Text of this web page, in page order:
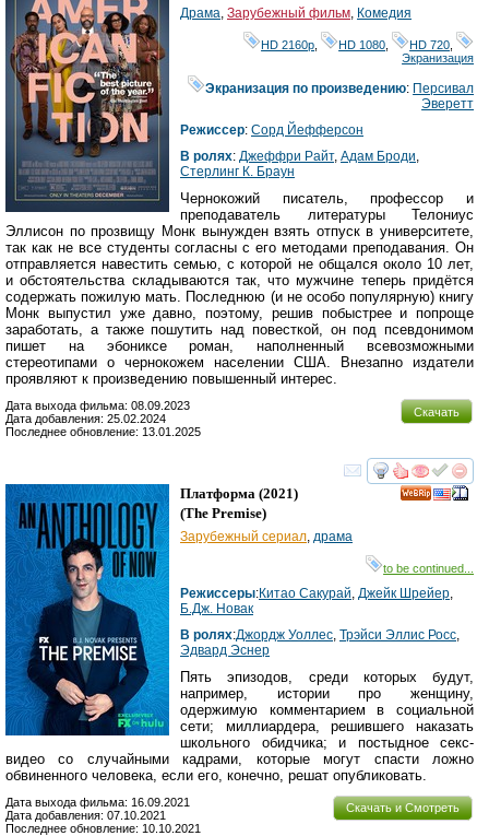
Драма, Зарубежный фильм, Комедия
HD 2160р HD 1080 HD 720
Экранизация
Экранизация по произведению: Персивал
Эверетт
Режиссер: Cорд Йефферсон
В ролях: Джеффри Райт, Адам Броди,
Стерлинг К. Браун
Чернокожий писатель, профессор и
преподаватель литературы Телониус
Эллисон по прозвищу Монк вынужден взять отпуск в университете,
так как не все студенты согласны с его методами преподавания. Он
отправляется навестить семью, с которой не общался около 10 лет,
и обстоятельства складываются так, что мужчине теперь придётся
содержать пожилую мать. Последнюю (и не особо популярную) книгу
Монк выпустил уже давно, поэтому, решив побыстрее и попроще
заработать, а также пошутить над повесткой, он под псевдонимом
пишет на эбониксе роман, наполненный всевозможными
стереотипами о чернокожем населении США. Внезапно издатели
проявляют к произведению повышенный интерес.
Скачать
Дата выхода фильма: 08.09.2023
Дата добавления: 25.02.2024
Последнее обновление: 13.01.2025
смотреть
Платформа (2021)
(The Premise)
Зарубежный сериал, драма
to be continued...
Режиссеры:Китао Сакурай, Джейк Шрейер,
Б.Дж. Новак
В ролях:Джордж Уоллес, Трэйси Эллис Росс,
Эдвард Эснер
Пять эпизодов, среди которых будут,
например, истории про женщину,
одержимую комментарием в социальной
сети; миллиардера, решившего наказать
школьного обидчика; и постыдное секс-
видео со случайными кадрами, которые могут спасти ложно
обвиненного человека, если его, конечно, решат опубликовать.
Скачать и Смотреть
Дата выхода фильма: 16.09.2021
Дата добавления: 07.10.2021
Последнее обновление: 10.10.2021